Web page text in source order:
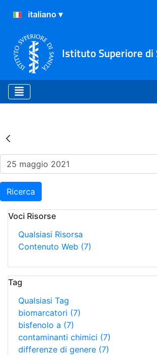
Istituto Superiore di
Risultati della
Ricerca
Voci Risorse
Qualsiasi Risorsa
Contenuto Web (7)
Tag
Qualsiasi Tag
biomarcatori (7)
bisfenolo a (7)
contaminanti chimici (7)
differenze di genere (7)